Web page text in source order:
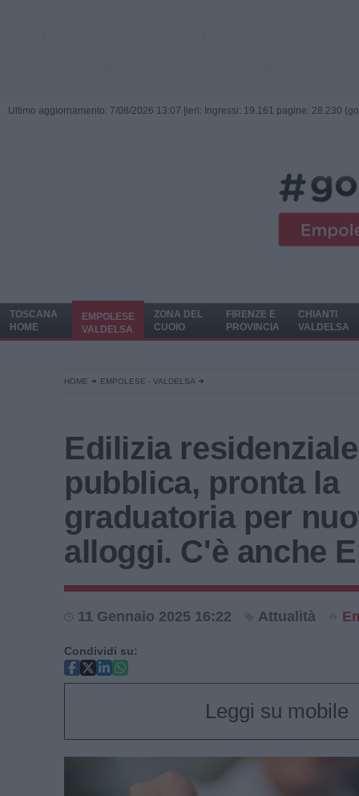
Ultimo aggiornamento: 7/08/2026 13:07 | ieri: Ingressi: 19.161 pagine: 28.230
TOSCANA
HOME
EMPOLESE
VALDELSA
ZONA DEL
CUOIO
FIRENZE E
PROVINCIA
CHIANTI
VALDELSA
HOME EMPOLESE - VALDELSA
Edilizia residenziale
pubblica, pronta la
graduatoria per
alloggi. C'è anche
11 Gennaio 2025 16:22 Attualità
Condividi su:
Leggi su mobile